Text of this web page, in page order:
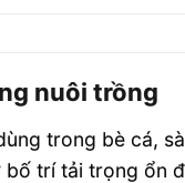
nuôi trồng
trong bè cá,
trí tải trọng ổn